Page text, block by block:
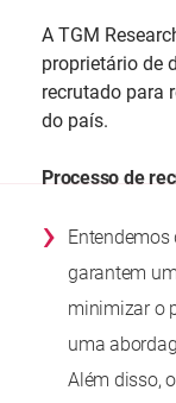
A TGM
proprietário de
recrutado para
do país.
Processo de
›
garantem
minimizar o
uma
Além disso,